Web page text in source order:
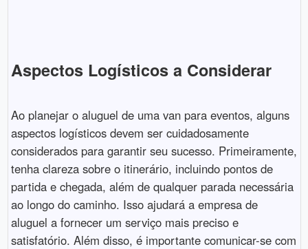
Aspectos Logísticos a Considerar
Ao planejar o aluguel de uma van para eventos, alguns
aspectos logísticos devem ser cuidadosamente
considerados para garantir seu sucesso. Primeiramente,
tenha clareza sobre o itinerário, incluindo pontos de
partida e chegada, além de qualquer parada necessária
ao longo do caminho. Isso ajudará a empresa de
aluguel a fornecer um serviço mais preciso e
satisfatório. Além disso, é importante comunicar-se com